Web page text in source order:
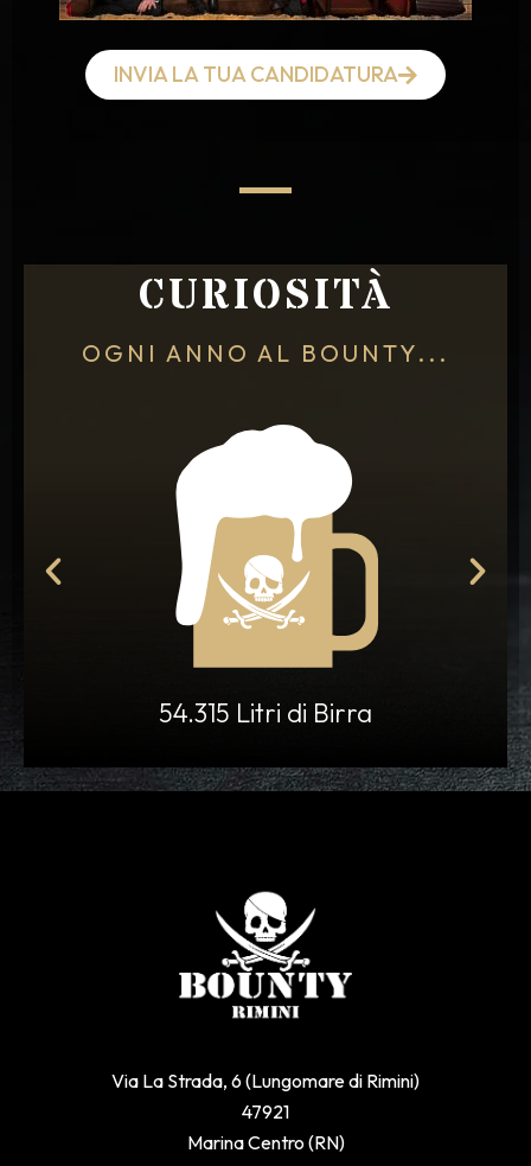
INVIA LA TUA CANDIDATURA
CURIOSITÀ
OGNI ANNO AL BOUNTY...
54.315 Litri di Birra
Via La Strada, 6 (Lungomare di Rimini)
47921
Marina Centro (RN)